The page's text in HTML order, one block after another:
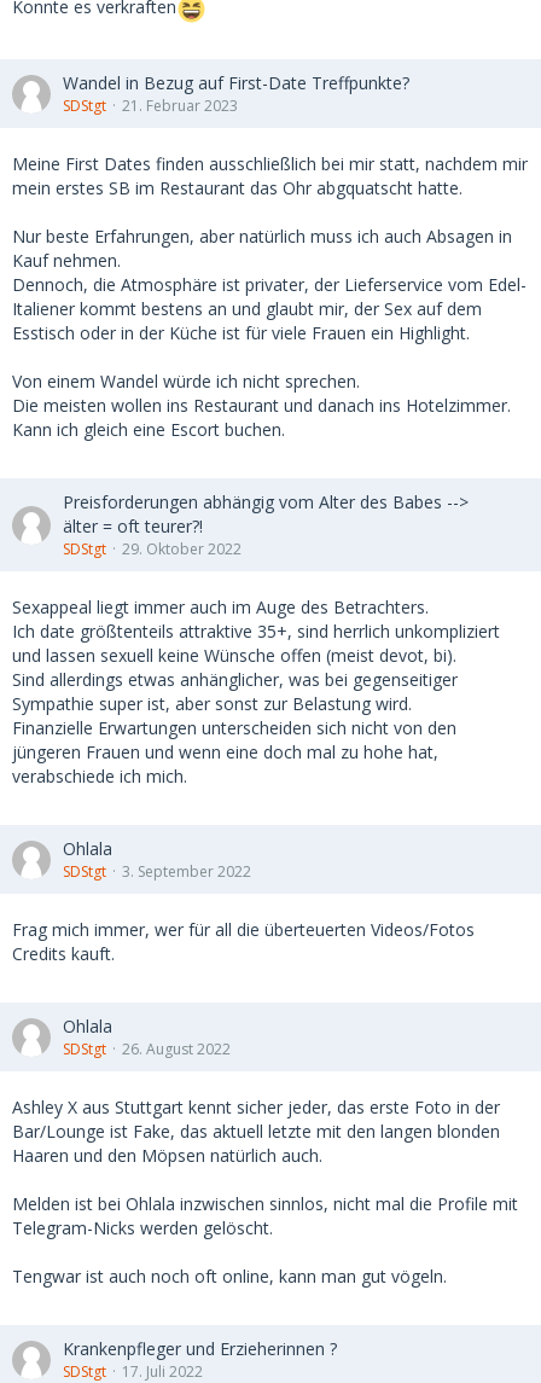
Konnte es verkraften
Wandel in Bezug auf First-Date Treffpunkte?
SDStgt 21. Februar 2023
Meine First Dates finden ausschließlich bei mir statt, nachdem mir
mein erstes SB im Restaurant das Ohr abgquatscht hatte.
Nur beste Erfahrungen, aber natürlich muss ich auch Absagen in
Kauf nehmen.
Dennoch, die Atmosphäre ist privater, der Lieferservice vom Edel-
Italiener kommt bestens an und glaubt mir, der Sex auf dem
Esstisch oder in der Küche ist für viele Frauen ein Highlight.
Von einem Wandel würde ich nicht sprechen.
Die meisten wollen ins Restaurant und danach ins Hotelzimmer.
Kann ich gleich eine Escort buchen.
Preisforderungen abhängig vom Alter des Babes -->
älter = oft teurer?!
SDStgt 29. Oktober 2022
Sexappeal liegt immer auch im Auge des Betrachters.
Ich date größtenteils attraktive 35+, sind herrlich unkompliziert
und lassen sexuell keine Wünsche offen (meist devot, bi).
Sind allerdings etwas anhänglicher, was bei gegenseitiger
Sympathie super ist, aber sonst zur Belastung wird.
Finanzielle Erwartungen unterscheiden sich nicht von den
jüngeren Frauen und wenn eine doch mal zu hohe hat,
verabschiede ich mich.
Ohlala
SDStgt 3. September 2022
Frag mich immer, wer für all die überteuerten Videos/Fotos
Credits kauft.
Ohlala
SDStgt 26. August 2022
Ashley X aus Stuttgart kennt sicher jeder, das erste Foto in der
Bar/Lounge ist Fake, das aktuell letzte mit den langen blonden
Haaren und den Möpsen natürlich auch.
Melden ist bei Ohlala inzwischen sinnlos, nicht mal die Profile mit
Telegram-Nicks werden gelöscht.
Tengwar ist auch noch oft online, kann man gut vögeln.
Krankenpfleger und Erzieherinnen ?
SDStgt 17. Juli 2022